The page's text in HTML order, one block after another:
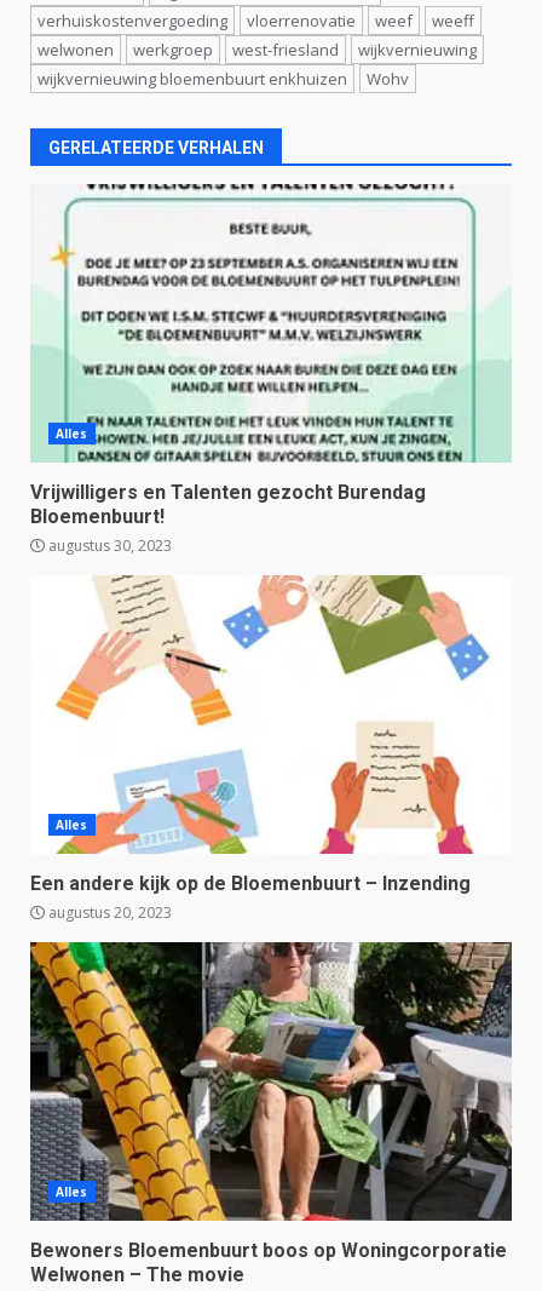
verhuiskostenvergoeding
vloerrenovatie weef
weeff
welwonen
werkgroep west-friesland
wijkvernieuwing
wijkvernieuwing bloemenbuurt enkhuizen
Wohv
GERELATEERDE VERHALEN
Alles
Vrijwilligers en Talenten gezocht Burendag
Bloemenbuurt!
augustus 30, 2023
Alles
Een andere kijk op de Bloemenbuurt – Inzending
augustus 20, 2023
Alles
Bewoners Bloemenbuurt boos op Woningcorporatie
Welwonen – The movie